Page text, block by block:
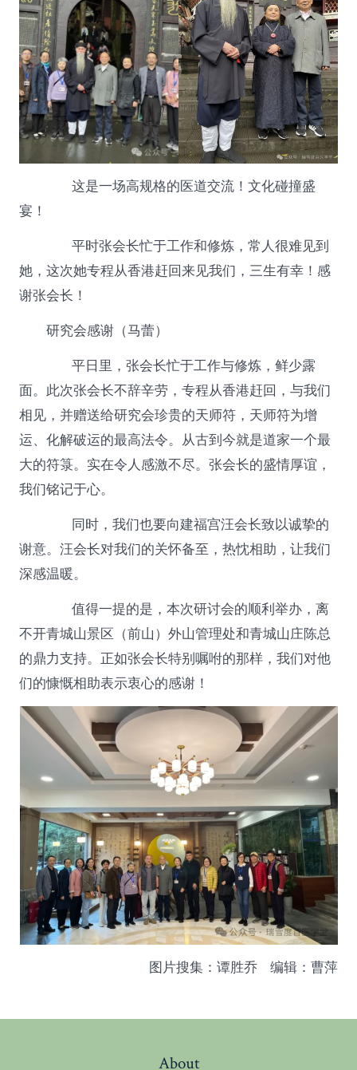
这是一场高规格的医道交流！文化碰撞盛
宴！
平时张会长忙于工作和修炼，常人很难见到
她，这次她专程从香港赶回来见我们，三生有幸！感
谢张会长！
研究会感谢（马蕾）
平日里，张会长忙于工作与修炼，鲜少露
面。此次张会长不辞辛劳，专程从香港赶回，与我们
相见，并赠送给研究会珍贵的天师符，天师符为增
运、化解破运的最高法令。从古到今就是道家一个最
大的符箓。实在令人感激不尽。张会长的盛情厚谊，
我们铭记于心。
同时，我们也要向建福宫汪会长致以诚挚的
谢意。汪会长对我们的关怀备至，热忱相助，让我们
深感温暖。
值得一提的是，本次研讨会的顺利举办，离
不开青城山景区（前山）外山管理处和青城山庄陈总
的鼎力支持。正如张会长特别嘱咐的那样，我们对他
们的慷慨相助表示衷心的感谢！
图片搜集：谭胜乔 编辑：曹萍
About